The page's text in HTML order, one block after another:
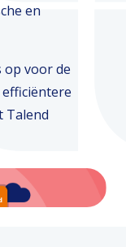
en
op voor de
Talend